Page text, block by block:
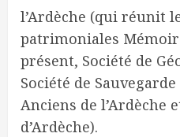
l’Ardèche (qui réunit
patrimoniales
présent, Société de
Société de
Anciens de l’Ardèche
d’Ardèche).